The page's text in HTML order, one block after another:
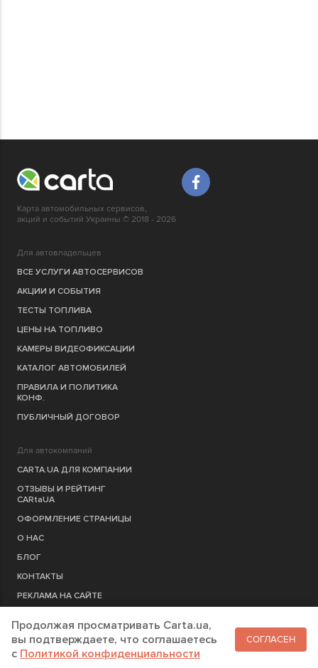
Карта автомобильных сервисов,
акций и событий Украины © 2018 - 2026
Для автовладельцев
ВСЕ УСЛУГИ АВТОСЕРВИСОВ
АКЦИИ И СОБЫТИЯ
ТЕСТЫ ТОПЛИВА
ЦЕНЫ НА ТОПЛИВО
КАМЕРЫ ВИДЕОФИКСАЦИИ
КАТАЛОГ АВТОМОБИЛЕЙ
ПРАВИЛА И ПОЛИТИКА
КОНФ.
ПУБЛИЧНЫЙ ДОГОВОР
Для автокомпаний
CARTA.UA ДЛЯ КОМПАНИИ
ОТЗЫВЫ И РЕЙТИНГ
CARtaUA
ОФОРМЛЕНИЕ СТРАНИЦЫ
О НАС
БЛОГ
КОНТАКТЫ
РЕКЛАМА НА САЙТЕ
РЕГИСТРАЦИЯ КОМПАНИЮ
Продолжая просматривать Carta.ua,
вы подтверждаете, что соглашаетесь
c Политикой конфиденциальности
СОГЛАСЕН